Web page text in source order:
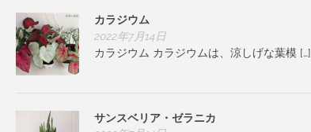
カラジウム
2022年7月14日
カラジウム カラジウムは、涼しげな葉模 […]
サンスベリア・ゼラニカ